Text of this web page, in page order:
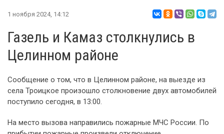
1 ноября 2024, 14:12
Газель и Камаз столкнулись в
Целинном районе
Сообщение о том, что в Целинном районе, на выезде из
села Троицкое произошло столкновение двух автомобилей
поступило сегодня, в 13:00.
На место вызова направились пожарные МЧС России. По